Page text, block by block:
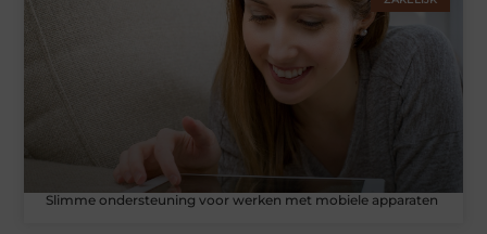
Slimme ondersteuning voor werken met mobiele apparaten